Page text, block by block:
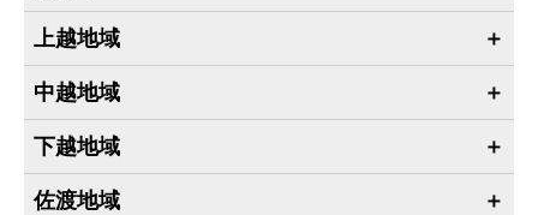
上越地域
中越地域
下越地域
佐渡地域